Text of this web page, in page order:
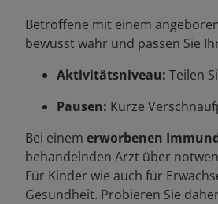
Betroffene mit einem
bewusst wahr und passen Sie
Aktivitätsniveau: Teilen
Pausen: Kurze
Bei einem erworbenen
behandelnden Arzt über
Für Kinder wie auch für
Gesundheit. Probieren Sie